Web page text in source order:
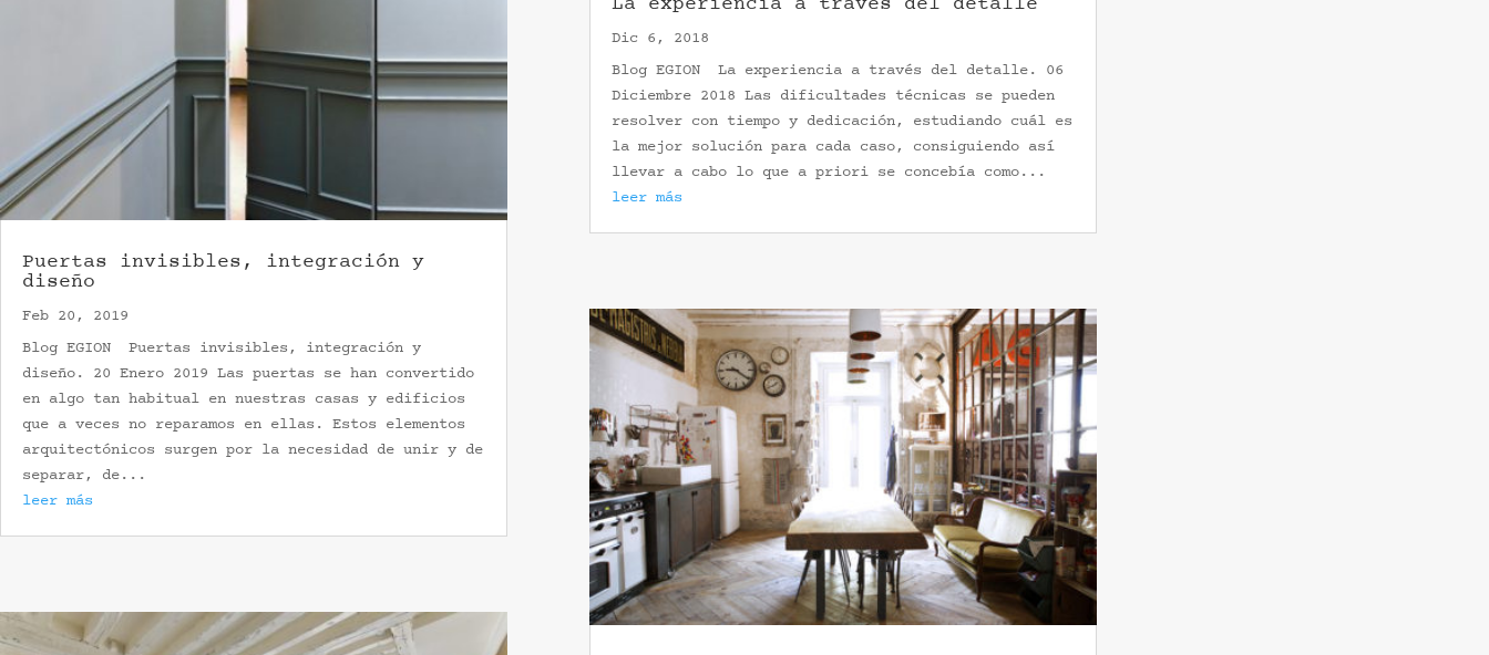
Puertas invisibles, integración y
diseño
Feb 20, 2019
Blog EGION Puertas invisibles, integración y
diseño. 20 Enero 2019 Las puertas se han convertido
en algo tan habitual en nuestras casas y edificios
que a veces no reparamos en ellas. Estos elementos
arquitectónicos surgen por la necesidad de unir y de
separar, de...
leer más
La experiencia a través del detalle
Dic 6, 2018
Blog EGION La experiencia a través del detalle. 06
Diciembre 2018 Las dificultades técnicas se pueden
resolver con tiempo y dedicación, estudiando cuál es
la mejor solución para cada caso, consiguiendo así
llevar a cabo lo que a priori se concebía como...
leer más